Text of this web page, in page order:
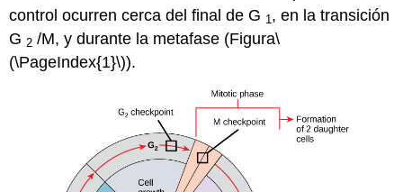
control ocurren cerca del final de G 1, en la transición
G 2 /M, y durante la metafase (Figura\
(\PageIndex{1}\)).